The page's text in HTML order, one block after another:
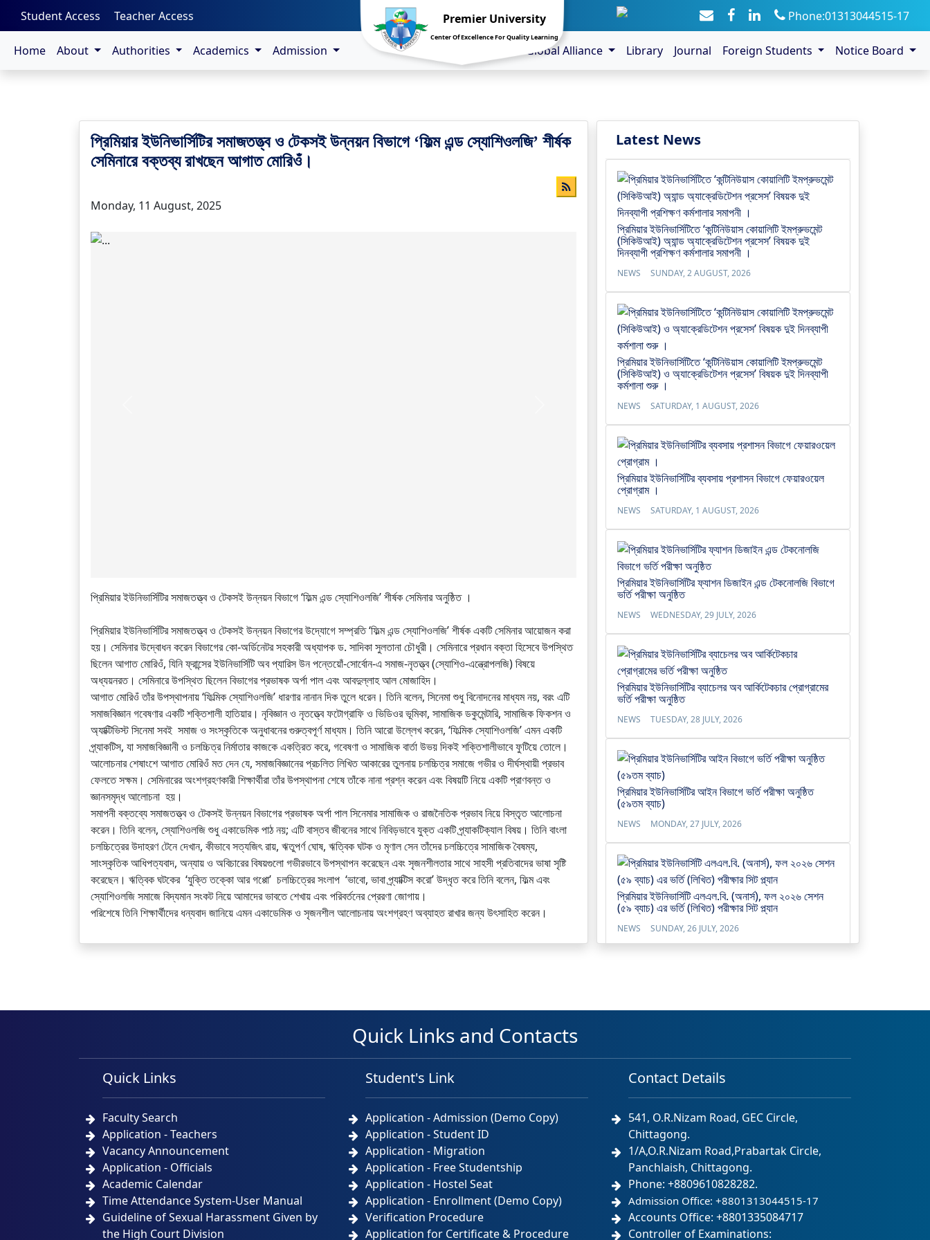
Premier University
Center Of Excellence For Quality Learning
Student Access Teacher Access Phone:01313044515-17
Home About Authorities Academics Admission Global Alliance Library Journal Foreign Students Notice Board
-->
প্রিমিয়ার ইউনিভার্সিটির সমাজতত্ত্ব ও টেকসই উন্নয়ন বিভাগে ‘ফিল্ম এন্ড স্যোশিওলজি’ শীর্ষক
সেমিনারে বক্তব্য রাখছেন আগাত মোরিওঁ।
Monday, 11 August, 2025
প্রিমিয়ার ইউনিভার্সিটির সমাজতত্ত্ব ও টেকসই উন্নয়ন বিভাগে ‘ফিল্ম এন্ড স্যোশিওলজি’ শীর্ষক সেমিনার অনুষ্ঠিত ।
প্রিমিয়ার ইউনিভার্সিটির সমাজতত্ত্ব ও টেকসই উন্নয়ন বিভাগের উদ্যোগে সম্প্রতি ‘ফিল্ম এন্ড স্যোশিওলজি’ শীর্ষক একটি সেমিনার আয়োজন করা
হয়। সেমিনার উদ্বোধন করেন বিভাগের কো-অর্ডিনেটর সহকারী অধ্যাপক ড. সাদিকা সুলতানা চৌধুরী। সেমিনারে প্রধান বক্তা হিসেবে উপস্থিত
ছিলেন আগাত মোরিওঁ, যিনি ফ্রান্সের ইউনিভার্সিটি অব প্যারিস উন পন্তেয়োঁ-সোর্বোন-এ সমাজ-নৃতত্ত্ব (স্যোশিও-এন্ত্রোপলজি) বিষয়ে
অধ্যয়নরত। সেমিনারে উপস্থিত ছিলেন বিভাগের প্রভাষক অর্পা পাল এবং আবদুল্লাহ আল মোজাহিদ।
আগাত মোরিওঁ তাঁর উপস্থাপনায় ‘ফিল্মিক স্যোশিওলজি’ ধারণার নানান দিক তুলে ধরেন। তিনি বলেন, সিনেমা শুধু বিনোদনের মাধ্যম নয়, বরং এটি
সমাজবিজ্ঞান গবেষণার একটি শক্তিশালী হাতিয়ার। নৃবিজ্ঞান ও নৃতত্ত্বে ফটোগ্রাফি ও ভিডিওর ভূমিকা, সামাজিক ডকুমেন্টারি, সামাজিক ফিকশন ও
অ্যাক্টিভিস্ট সিনেমা সবই সমাজ ও সংস্কৃতিকে অনুধাবনের গুরুত্বপূর্ণ মাধ্যম। তিনি আরো উল্লেখ করেন, ‘ফিল্মিক স্যোশিওলজি’ এমন একটি
প্র্যাকটিস, যা সমাজবিজ্ঞানী ও চলচ্চিত্র নির্মাতার কাজকে একত্রিত করে, গবেষণা ও সামাজিক বার্তা উভয় দিকই শক্তিশালীভাবে ফুটিয়ে তোলে।
আলোচনার শেষাংশে আগাত মোরিওঁ মত দেন যে, সমাজবিজ্ঞানের প্রচলিত লিখিত আকারের তুলনায় চলচ্চিত্র সমাজে গভীর ও দীর্ঘস্থায়ী প্রভাব
ফেলতে সক্ষম। সেমিনারের অংশগ্রহণকারী শিক্ষার্থীরা তাঁর উপস্থাপনা শেষে তাঁকে নানা প্রশ্ন করেন এবং বিষয়টি নিয়ে একটি প্রাণবন্ত ও
জ্ঞানসমৃদ্ধ আলোচনা হয়।
সমাপনী বক্তব্যে সমাজতত্ত্ব ও টেকসই উন্নয়ন বিভাগের প্রভাষক অর্পা পাল সিনেমার সামাজিক ও রাজনৈতিক প্রভাব নিয়ে বিস্তৃত আলোচনা
করেন। তিনি বলেন, স্যোশিওলজি শুধু একাডেমিক পাঠ নয়; এটি বাস্তব জীবনের সাথে নিবিড়ভাবে যুক্ত একটি প্র্যাকটিক্যাল বিষয়। তিনি বাংলা
চলচ্চিত্রের উদাহরণ টেনে দেখান, কীভাবে সত্যজিৎ রায়, ঋতুপর্ণ ঘোষ, ঋত্বিক ঘটক ও মৃণাল সেন তাঁদের চলচ্চিত্রে সামাজিক বৈষম্য,
সাংস্কৃতিক আধিপত্যবাদ, অন্যায় ও অবিচারের বিষয়গুলো গভীরভাবে উপস্থাপন করেছেন এবং সৃজনশীলতার সাথে সাহসী প্রতিবাদের ভাষা সৃষ্টি
করেছেন। ঋত্বিক ঘটকের ‘যুক্তি তক্কো আর গপ্পো’ চলচ্চিত্রের সংলাপ ‘ভাবো, ভাবা প্র্যাক্টিস করো’ উদ্ধৃত করে তিনি বলেন, ফিল্ম এবং
স্যোশিওলজি সমাজে বিদ্যমান সংকট নিয়ে আমাদের ভাবতে শেখায় এবং পরিবর্তনের প্রেরণা জোগায়।
পরিশেষে তিনি শিক্ষার্থীদের ধন্যবাদ জানিয়ে এমন একাডেমিক ও সৃজনশীল আলোচনায় অংশগ্রহণ অব্যাহত রাখার জন্য উৎসাহিত করেন।
Latest News
প্রিমিয়ার ইউনিভার্সিটিতে ‘কন্টিনিউয়াস কোয়ালিটি ইমপ্রুভমেন্ট
(সিকিউআই) অ্যান্ড অ্যাক্রেডিটেশন প্রসেস’ বিষয়ক দুই
দিনব্যাপী প্রশিক্ষণ কর্মশালার সমাপনী ।
NEWS SUNDAY, 2 AUGUST, 2026
প্রিমিয়ার ইউনিভার্সিটিতে ‘কন্টিনিউয়াস কোয়ালিটি ইমপ্রুভমেন্ট
(সিকিউআই) ও অ্যাক্রেডিটেশন প্রসেস’ বিষয়ক দুই দিনব্যাপী
কর্মশালা শুরু ।
NEWS SATURDAY, 1 AUGUST, 2026
প্রিমিয়ার ইউনিভার্সিটির ব্যবসায় প্রশাসন বিভাগে ফেয়ারওয়েল
প্রোগ্রাম ।
NEWS SATURDAY, 1 AUGUST, 2026
প্রিমিয়ার ইউনিভার্সিটির ফ্যাশন ডিজাইন এন্ড টেকনোলজি বিভাগে
ভর্তি পরীক্ষা অনুষ্ঠিত
NEWS WEDNESDAY, 29 JULY, 2026
প্রিমিয়ার ইউনিভার্সিটির ব্যাচেলর অব আর্কিটেকচার প্রোগ্রামের
ভর্তি পরীক্ষা অনুষ্ঠিত
NEWS TUESDAY, 28 JULY, 2026
প্রিমিয়ার ইউনিভার্সিটির আইন বিভাগে ভর্তি পরীক্ষা অনুষ্ঠিত
(৫৯তম ব্যাচ)
NEWS MONDAY, 27 JULY, 2026
প্রিমিয়ার ইউনিভার্সিটি এলএল.বি. (অনার্স), ফল ২০২৬ সেশন
(৫৯ ব্যাচ) এর ভর্তি (লিখিত) পরীক্ষার সিট প্ল্যান
NEWS SUNDAY, 26 JULY, 2026
Quick Links and Contacts
Quick Links
Faculty Search
Application - Teachers
Vacancy Announcement
Application - Officials
Academic Calendar
Time Attendance System-User Manual
Guideline of Sexual Harassment Given by
the High Court Division
Student's Link
Application - Admission (Demo Copy)
Application - Student ID
Application - Migration
Application - Free Studentship
Application - Hostel Seat
Application - Enrollment (Demo Copy)
Verification Procedure
Application for Certificate & Procedure
Contact Details
541, O.R.Nizam Road, GEC Circle,
Chittagong.
1/A,O.R.Nizam Road,Prabartak Circle,
Panchlaish, Chittagong.
Phone: +8809610828282.
Admission Office: +8801313044515-17
Accounts Office: +8801335084717
Controller of Examinations: